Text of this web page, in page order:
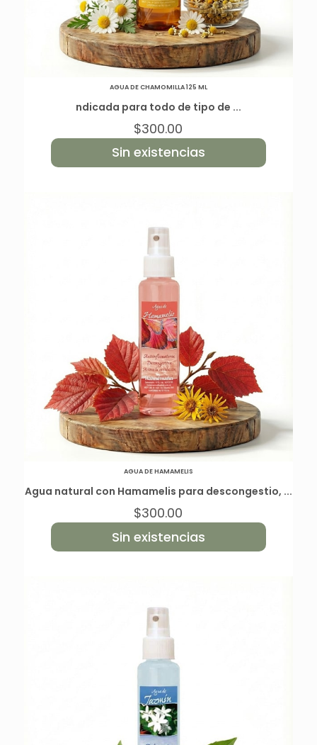
AGUA DE CHAMOMILLA 125 ML
ndicada para todo de tipo de ...
$300.00
Sin existencias
AGUA DE HAMAMELIS
Agua natural con Hamamelis para descongestio, ...
$300.00
Sin existencias